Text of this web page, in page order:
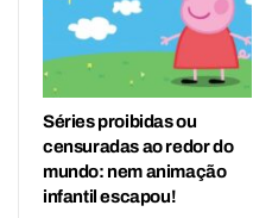
Séries proibidas ou
censuradas ao redor do
mundo: nem animação
infantil escapou!